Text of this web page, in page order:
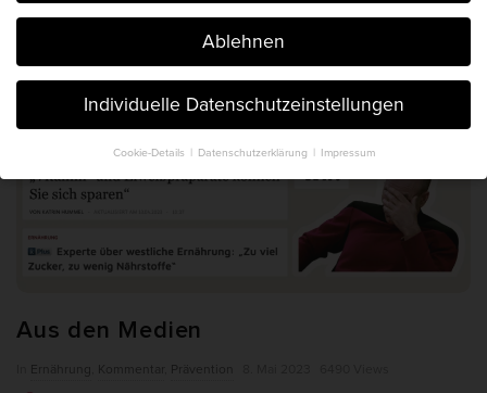
Der Blog von Chris Michalk & Phil
Böhm. Seit 2014.
Aus den Medien
Ernährung Kommentar Prävention
Ablehnen
Individuelle Datenschutzeinstellungen
Cookie-Details Datenschutzerklärung Impressum
Datenschutzeinstellungen
Hier finden Sie eine Übersicht über alle verwendeten Cookies. Sie
können Ihre Einwilligung zu ganzen Kategorien geben oder sich
weitere Informationen anzeigen lassen und so nur bestimmte
Alle akzeptieren